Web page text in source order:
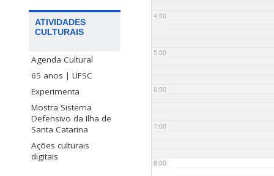
ATIVIDADES
CULTURAIS
Agenda Cultural
65 anos | UFSC
Experimenta
Mostra Sistema
Defensivo da Ilha de
Santa Catarina
Ações culturais
digitais
4:00
5:00
6:00
7:00
8:00